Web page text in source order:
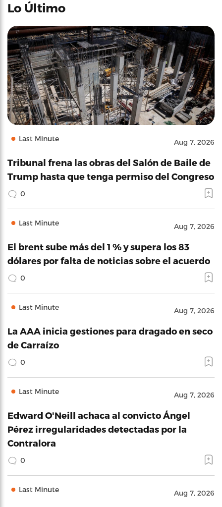
Lo Último
Last Minute Aug 7, 2026
Tribunal frena las obras del Salón de Baile de
Trump hasta que tenga permiso del Congreso
0
Last Minute Aug 7, 2026
El brent sube más del 1 % y supera los 83
dólares por falta de noticias sobre el acuerdo
0
Last Minute Aug 7, 2026
La AAA inicia gestiones para dragado en seco
de Carraízo
0
Last Minute Aug 7, 2026
Edward O'Neill achaca al convicto Ángel
Pérez irregularidades detectadas por la
Contralora
0
Last Minute Aug 7, 2026